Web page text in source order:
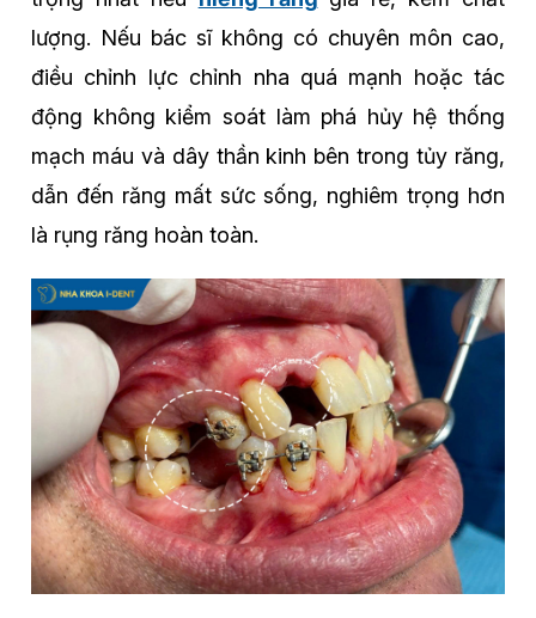
lượng. Nếu bác sĩ không có chuyên môn cao,
điều chỉnh lực chỉnh nha quá mạnh hoặc tác
động không kiểm soát làm phá hủy hệ thống
mạch máu và dây thần kinh bên trong tủy răng,
dẫn đến răng mất sức sống, nghiêm trọng hơn
là rụng răng hoàn toàn.